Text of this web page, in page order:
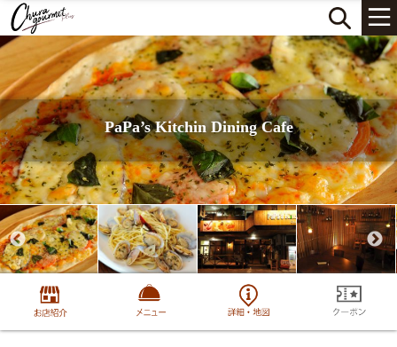
PaPa’s Kitchin Dining Cafe